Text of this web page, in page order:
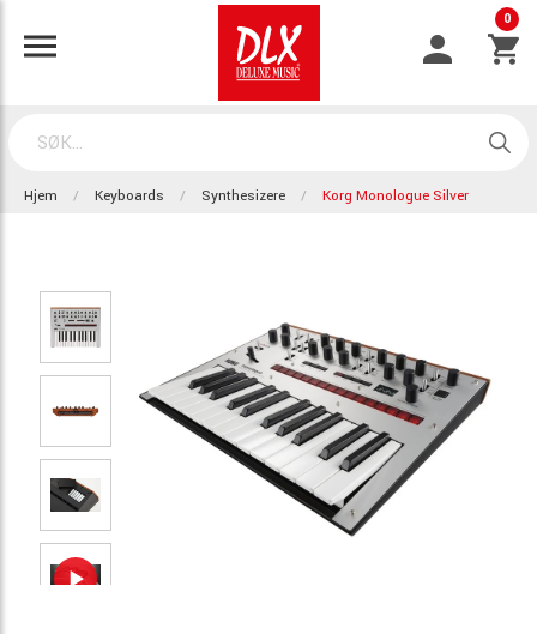
0
Hjem Keyboards Synthesizere Korg Monologue Silver